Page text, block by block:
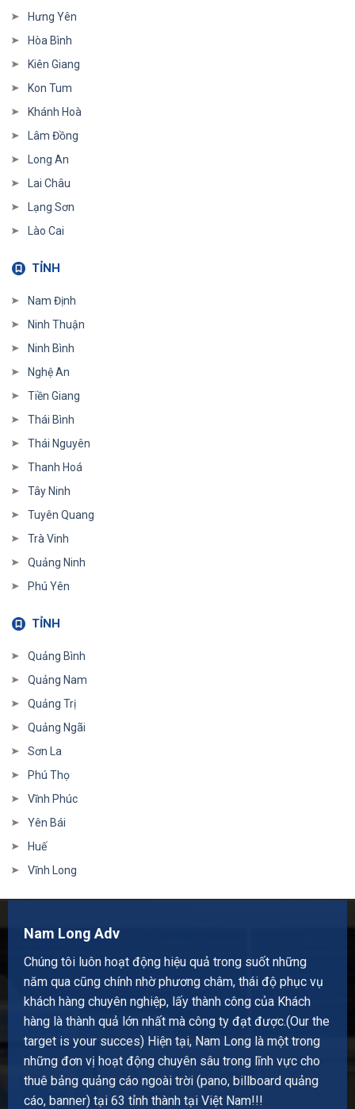
Hưng Yên
Hòa Bình
Kiên Giang
Kon Tum
Khánh Hoà
Lâm Đồng
Long An
Lai Châu
Lạng Sơn
Lào Cai
TỈNH
Nam Định
Ninh Thuận
Ninh Bình
Nghệ An
Tiền Giang
Thái Bình
Thái Nguyên
Thanh Hoá
Tây Ninh
Tuyên Quang
Trà Vinh
Quảng Ninh
Phú Yên
TỈNH
Quảng Bình
Quảng Nam
Quảng Trị
Quảng Ngãi
Sơn La
Phú Thọ
Vĩnh Phúc
Yên Bái
Huế
Vĩnh Long
Nam Long Adv
Chúng tôi luôn hoạt động hiệu quả trong suốt những
năm qua cũng chính nhờ phương châm, thái độ phục vụ
khách hàng chuyên nghiệp, lấy thành công của Khách
hàng là thành quả lớn nhất mà công ty đạt được.(Our the
target is your succes) Hiện tại, Nam Long là một trong
những đơn vị hoạt động chuyên sâu trong lĩnh vực cho
thuê bảng quảng cáo ngoài trời (pano, billboard quảng
cáo, banner) tại 63 tỉnh thành tại Việt Nam!!!